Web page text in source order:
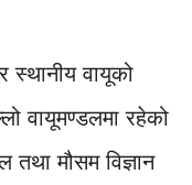
स्थानीय वायूको
वायूमण्डलमा रहेको
तथा मौसम विज्ञान